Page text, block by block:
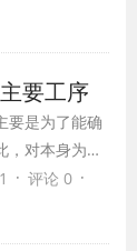
我们的生活
保护围栏，
护栅栏，但为
要工序
要是为了能确
，对本身为砂
化作锚杆孔
松懈岩土体
· 评论 0 ·